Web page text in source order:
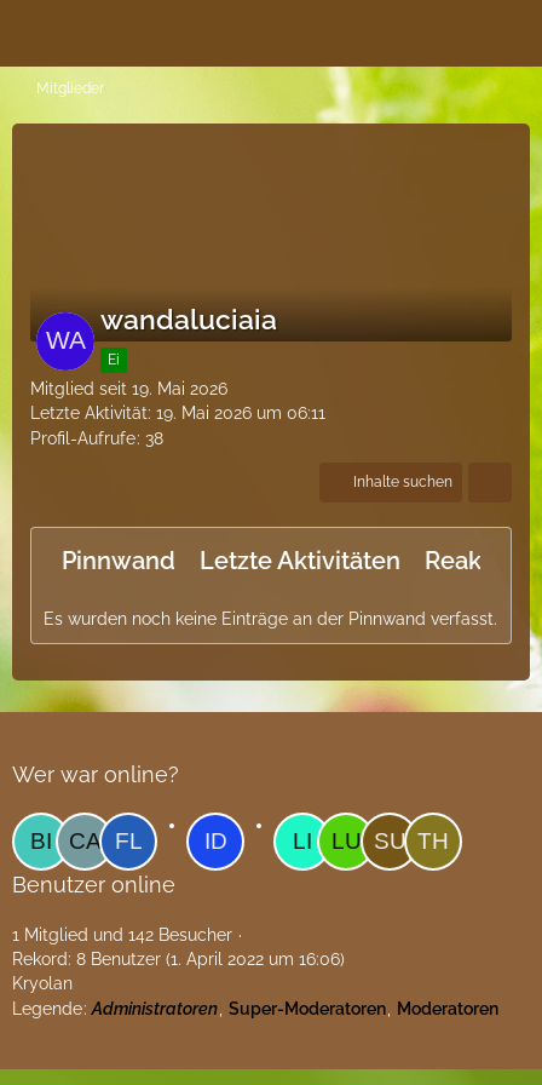
Mitglieder
wandaluciaia
Ei
Mitglied seit 19. Mai 2026
Letzte Aktivität: 19. Mai 2026 um 06:11
Profil-Aufrufe 38
Inhalte suchen
Pinnwand Letzte Aktivitäten
Es wurden noch keine Einträge an der Pinnwand verfasst.
Wer war online?
Benutzer online
1 Mitglied und 142 Besucher
Rekord: 8 Benutzer (1. April 2022 um 16:06)
Kryolan
Legende Administratoren Super-Moderatoren Moderatoren